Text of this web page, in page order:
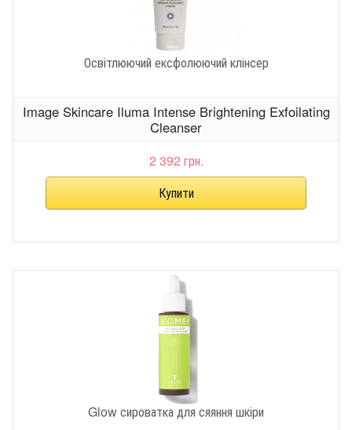
Освітлюючий ексфолюючий клінсер
Image Skincare Iluma Intense Brightening Exfoilating
Cleanser
2 392 грн.
Glow сироватка для сяяння шкіри